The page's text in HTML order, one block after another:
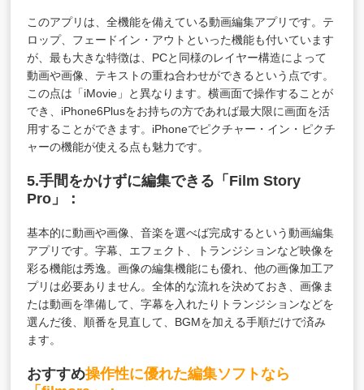
このアプリは、全機能を備えている動画編集アプリです。テ
ロップ、フェードイン・アウトといった機能も付いています
が、最も大きな特徴は、PCと同様のレイヤー構造によって
動画や画像、テキストの重ね合わせができるという点です。
この点は「iMovie」と異なります。横画面で操作することが
でき、iPhone6Plusをお持ちの方であれば最大限に画面を活
用することができます。iPhoneでピクチャー・イン・ピクチ
ャーの機能が使える点も魅力です。
5.手間をかけずに編集できる「Film Story
Pro」：
基本的に動画や画像、音楽を選べば完成するという動画編集
アプリです。字幕、エフェクト、トランジションなど映像を
彩る機能は秀逸。画像の編集機能にも優れ、他の画像加工ア
プリは必要ありません。全体的な流れを決めておき、画像ま
たは動画を準備して、字幕を入れたりトランジションなどを
選んだ後、順番を見直して、BGMを加える手順だけで済み
ます。
おすすめ操作性に優れた編集ソフトなら